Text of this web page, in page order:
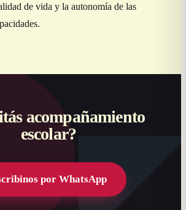
de vida y la autonomía de las
acompañamiento
escolar?
por WhatsApp